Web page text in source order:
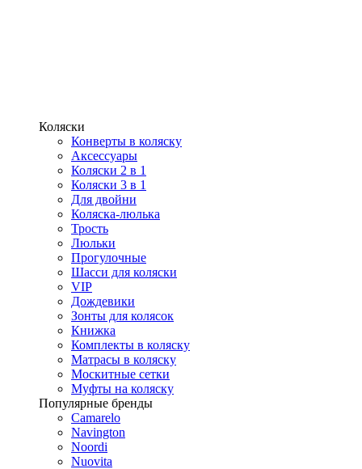
Коляски
Конверты в коляску
Аксессуары
Коляски 2 в 1
Коляски 3 в 1
Для двойни
Коляска-люлька
Трость
Люльки
Прогулочные
Шасси для коляски
VIP
Дождевики
Зонты для колясок
Книжка
Комплекты в коляску
Матрасы в коляску
Москитные сетки
Муфты на коляску
Популярные бренды
Camarelo
Navington
Noordi
Nuovita